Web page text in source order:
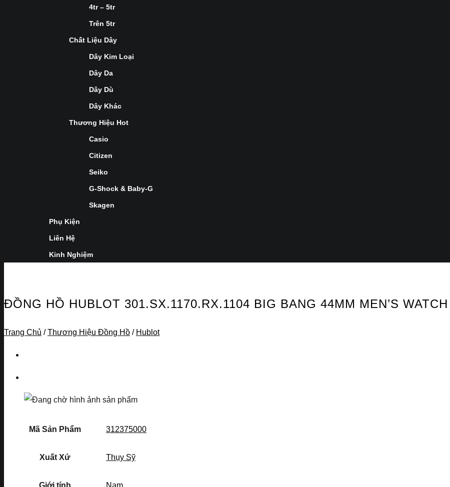
4tr – 5tr
Trên 5tr
Chất Liệu Dây
Dây Kim Loại
Dây Da
Dây Dù
Dây Khác
Thương Hiệu Hot
Casio
Citizen
Seiko
G-Shock & Baby-G
Skagen
Phụ Kiện
Liên Hệ
Kinh Nghiệm
ĐỒNG HỒ HUBLOT 301.SX.1170.RX.1104 BIG BANG 44MM MEN’S WATCH
Trang Chủ / Thương Hiệu Đồng Hồ / Hublot
Mã Sản Phẩm 312375000
Xuất Xứ Thụy Sỹ
Giới tính Nam